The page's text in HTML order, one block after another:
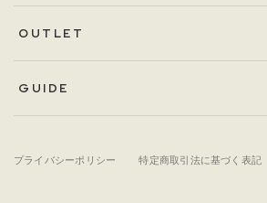
OUTLET
GUIDE
プライバシーポリシー 特定商取引法に基づく表記